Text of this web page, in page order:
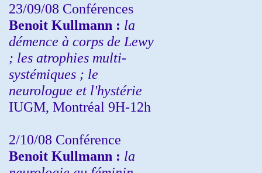
23/09/08 Conférences
Benoit Kullmann : la
démence à corps de Lewy
; les atrophies multi-
systémiques ; le
neurologue et l'hystérie
IUGM, Montréal 9H-12h
2/10/08 Conférence
Benoit Kullmann : la